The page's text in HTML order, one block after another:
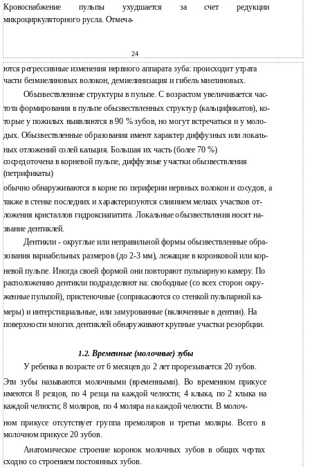
Кровоснабжение пульпы ухудшается за счет редукции
микроциркуляторного русла. Отмеча-
24
ются регрессивные изменения нервного аппарата зуба: происходит утрата
части безмиелиновых волокон, демиелинизация и гибель миелиновых.
Обызвествленные структуры в пульпе. С возрастом увеличивается час-
тота формирования в пульпе обызвествленных структур (кальцификатов), ко-
торые у пожилых выявляются в 90 % зубов, но могут встречаться и у моло-
дых. Обызвествленные образования имеют характер диффузных или локаль-
ных отложений солей кальция. Большая их часть (более 70 %)
сосредоточена в корневой пульпе, диффузные участки обызвествления
(петрификаты)
обычно обнаруживаются в корне по периферии нервных волокон и сосудов, а
также в стенке последних и характеризуются слиянием мелких участков от-
ложения кристаллов гидроксиапатита. Локальные обызвествления носят на-
звание дентиклей.
Дентикли - округлые или неправильной формы обызвествленные обра-
зования вариабельных размеров (до 2-3 мм), лежащие в коронковой или кор-
невой пульпе. Иногда своей формой они повторяют пульпарную камеру. По
расположению дентикли подразделяют на: свободные (со всех сторон окру-
женные пульпой), пристеночные (соприкасаются со стенкой пульпарной ка-
меры) и интерстициальные, или замурованные (включенные в дентин). На
поверхности многих дентиклей обнаруживают крупные участки резорбции.
1.2. Временные (молочные) зубы
У ребенка в возрасте от 6 месяцев до 2 лет прорезывается 20 зубов.
Эти зубы называются молочными (временными). Во временном прикусе
имеются 8 резцов, по 4 резца на каждой челюсти; 4 клыка, по 2 клыка на
каждой челюсти; 8 моляров, по 4 моляра на каждой челюсти. В молоч-
ном прикусе отсутствует группа премоляров и третьи моляры. Всего в
молочном прикусе 20 зубов.
Анатомическое строение коронок молочных зубов в общих чертах
сходно со строением постоянных зубов.